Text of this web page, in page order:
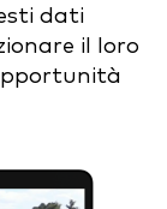
dati
il loro